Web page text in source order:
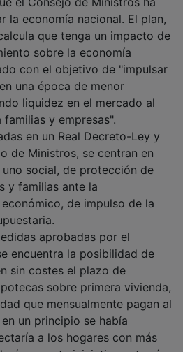
la economía nacional. El plan,
que tenga un impacto de
sobre la economía
con el objetivo de "impulsar
una época de menor
liquidez en el mercado al
y empresas".
en un Real Decreto-Ley y
de Ministros, se centran en
social, de protección de
y familias ante la
de impulso de la
aprobadas por el
encuentra la posibilidad de
sin costes el plazo de
sobre primera vivienda,
que mensualmente pagan al
un principio se había
a los hogares con más
que este iniciativa entrará